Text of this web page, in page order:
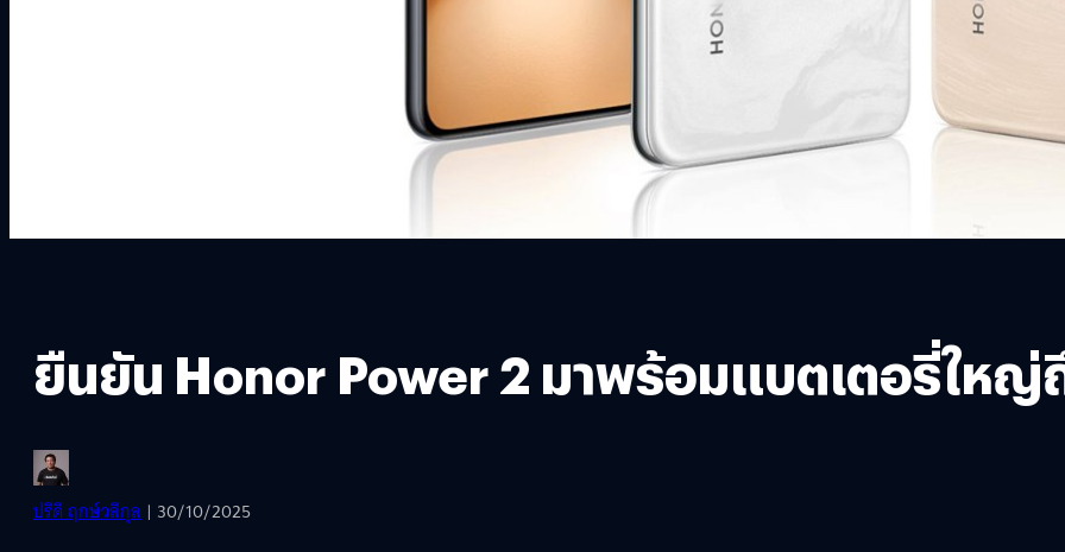
ยืนยัน Honor Power 2 มาพร้อมแบตเตอรี่ให
ปรีดี ฤกษ์วลีกุล | 30/10/2025